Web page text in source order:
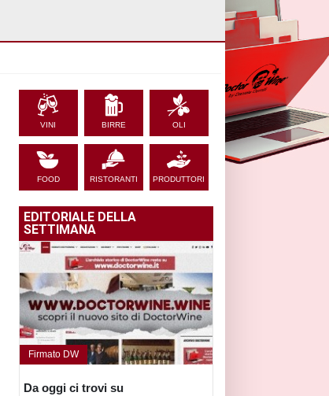
VINI BIRRE OLI
FOOD RISTORANTI PRODUTTORI
EDITORIALE DELLA
SETTIMANA
Firmato DW
Da oggi ci trovi su